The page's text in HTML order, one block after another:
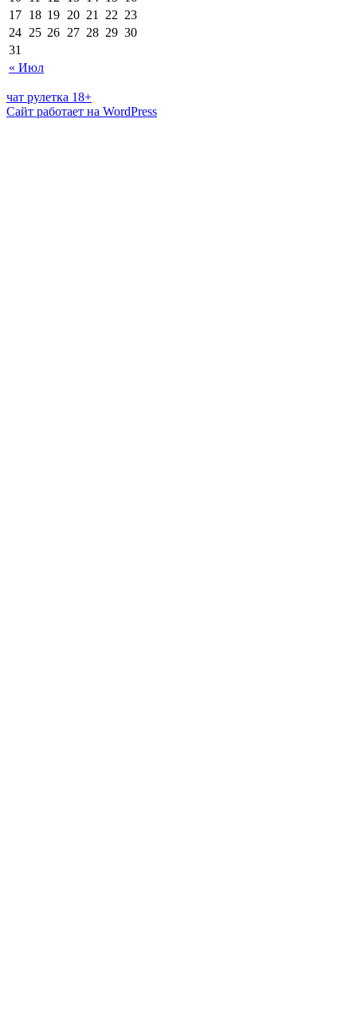
« Июл
17 18 19 20 21 22 23
24 25 26 27 28 29 30
31
чат рулетка 18+
Сайт работает на WordPress